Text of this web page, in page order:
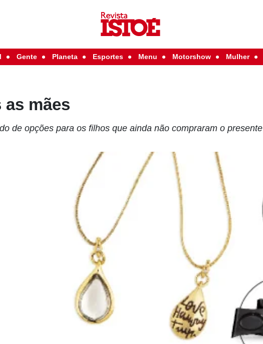
Gente Planeta Esportes Menu Motorshow Mulher
as mães
de opções para os filhos que ainda não compraram o presente